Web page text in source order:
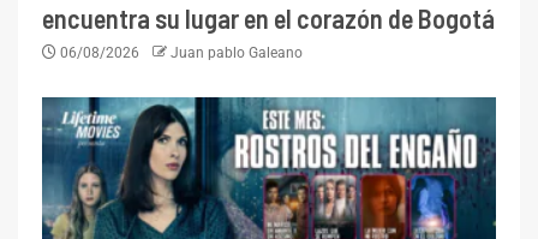
encuentra su lugar en el corazón de Bogotá
06/08/2026 Juan pablo Galeano